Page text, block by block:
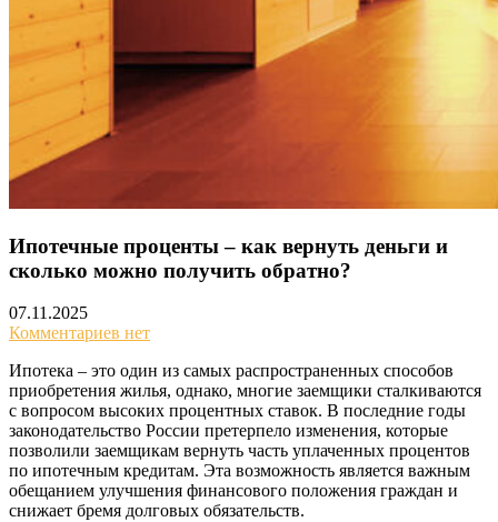
Ипотечные проценты – как вернуть деньги и
сколько можно получить обратно?
07.11.2025
Комментариев нет
Ипотека – это один из самых распространенных способов
приобретения жилья, однако, многие заемщики сталкиваются
с вопросом высоких процентных ставок. В последние годы
законодательство России претерпело изменения, которые
позволили заемщикам вернуть часть уплаченных процентов
по ипотечным кредитам. Эта возможность является важным
обещанием улучшения финансового положения граждан и
снижает бремя долговых обязательств.